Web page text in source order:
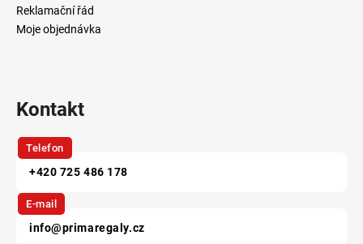
Reklamační řád
Moje objednávka
Kontakt
Telefon
+420 725 486 178
E-mail
info@primaregaly.cz